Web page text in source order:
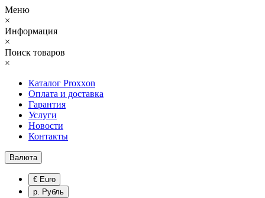
Меню
×
Информация
×
Поиск товаров
×
Каталог Proxxon
Оплата и доставка
Гарантия
Услуги
Новости
Контакты
Валюта
€ Euro
р. Рубль